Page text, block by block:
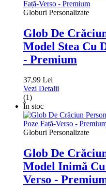
Globuri Personalizate
Glob De
Model Stea Cu
- Premium
37,99 Lei
Vezi Detalii
(1)
În stoc
Globuri Personalizate
Glob De
Model Inimă
Verso -